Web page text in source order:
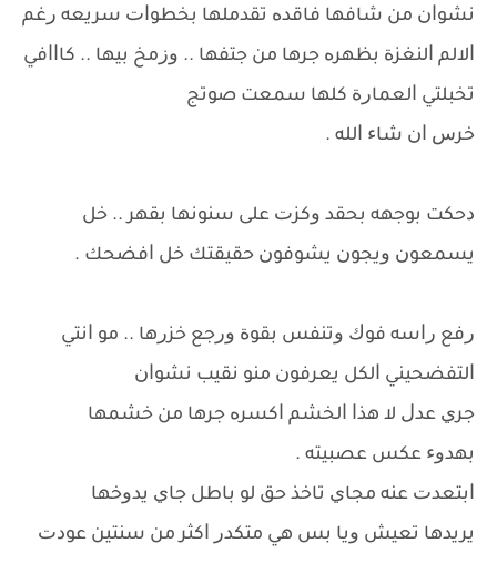
ﻧﺸﻮﺍﻥ ﻣﻦ ﺷﺎﻓﻬﺎ ﻓﺎﻗﺪﻩ ﺗﻘﺪﻣﻠﻬﺎ ﺑﺨﻄﻮﺍﺕ ﺳﺮﻳﻌﻪ ﺭﻏﻢ
ﺍﻻﻟﻢ ﺍﻟﻨﻐﺰﺓ ﺑﻈﻬﺮﻩ ﺟﺮﻫﺎ ﻣﻦ ﺟﺘﻔﻬﺎ .. ﻭﺯﻣﺦ ﺑﻴﻬﺎ .. ﻛﺎﺍﺍﻓﻲ
ﺗﺨﺒﻠﺘﻲ ﺍﻟﻌﻤﺎﺭﺓ ﻛﻠﻬﺎ ﺳﻤﻌﺖ ﺻﻮﺗﺞ
ﺧﺮﺱ ﺍﻥ ﺷﺎﺀ ﺍﻟﻠﻪ .
ﺩﺣﻜﺖ ﺑﻮﺟﻬﻪ ﺑﺤﻘﺪ ﻭﻛﺰﺕ ﻋﻠﻰ ﺳﻨﻮﻧﻬﺎ ﺑﻘﻬﺮ .. ﺧﻞ
ﻳﺴﻤﻌﻮﻥ ﻭﻳﺠﻮﻥ ﻳﺸﻮﻓﻮﻥ ﺣﻘﻴﻘﺘﻚ ﺧﻞ ﺍﻓﻀﺤﻚ .
ﺭﻓﻊ ﺭﺍﺳﻪ ﻓﻮﻙ ﻭﺗﻨﻔﺲ ﺑﻘﻮﺓ ﻭﺭﺟﻊ ﺧﺰﺭﻫﺎ .. ﻣﻮ ﺍﻧﺘﻲ
ﺍﻟﺘﻔﻀﺤﻴﻨﻲ ﺍﻟﻜﻞ ﻳﻌﺮﻓﻮﻥ ﻣﻨﻮ ﻧﻘﻴﺐ ﻧﺸﻮﺍﻥ
ﺟﺮﻱ ﻋﺪﻝ ﻻ ﻫﺬﺍ ﺍﻟﺨﺸﻢ ﺍﻛﺴﺮﻩ ﺟﺮﻫﺎ ﻣﻦ ﺧﺸﻤﻬﺎ
ﺑﻬﺪﻭﺀ ﻋﻜﺲ ﻋﺼﺒﻴﺘﻪ .
ﺍﺑﺘﻌﺪﺕ ﻋﻨﻪ ﻣﺠﺎﻱ ﺗﺎﺧﺬ ﺣﻖ ﻟﻮ ﺑﺎﻃﻞ ﺟﺎﻱ ﻳﺪﻭﺧﻬﺎ
ﻳﺮﻳﺪﻫﺎ ﺗﻌﻴﺶ ﻭﻳﺎ ﺑﺲ ﻫﻲ ﻣﺘﻜﺪﺭ ﺍﻛﺜﺮ ﻣﻦ ﺳﻨﺘﻴﻦ ﻋﻮﺩﺕ